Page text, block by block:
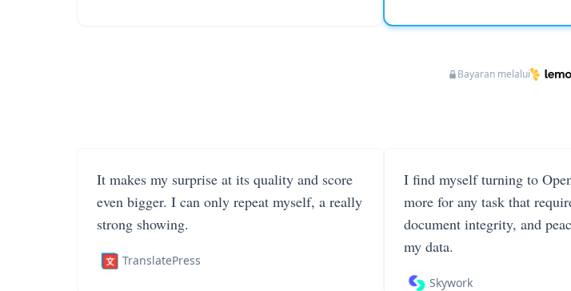
Bayaran melalui
It makes my surprise at its quality and score
even bigger. I can only repeat myself, a really
strong showing.
TranslatePress
I find myself turning to
more for any task that
document integrity, and
my data.
Skywork